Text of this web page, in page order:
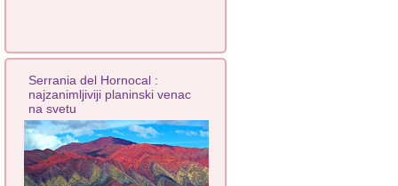
Serrania del Hornocal :
najzanimljiviji planinski venac
na svetu